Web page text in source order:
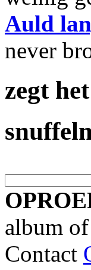
Auld
never
zegt
album
Contact